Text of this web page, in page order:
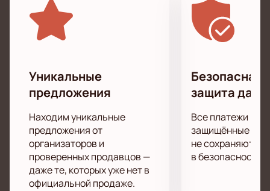
Не упустите возможность стать частью этого
музыкального события и насладиться живым
выступлением Horus.
на нашем
Уникальные
предложения
Находим уникальные
предложения от
организаторов и
проверенных продавцов —
даже те, которых уже нет в
официальной продаже.
Безопасная
защита
Все платежи
защищённые
не сохраняются
в безопасности.